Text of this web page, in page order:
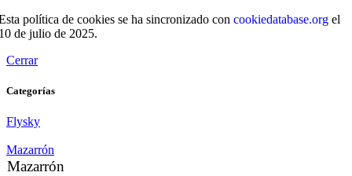
política de cookies se ha sincronizado con cookiedatabase.org el
de julio de 2025.
Cerrar
Categorías
Flysky
Mazarrón
Mazarrón